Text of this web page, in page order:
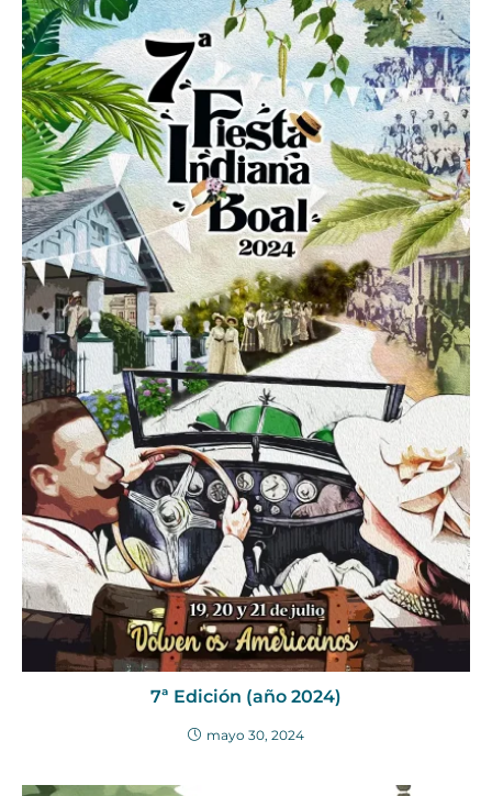
7ª Edición (año 2024)
mayo 30, 2024